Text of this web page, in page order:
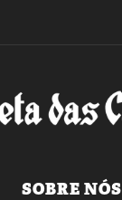
SOBRE NÓS